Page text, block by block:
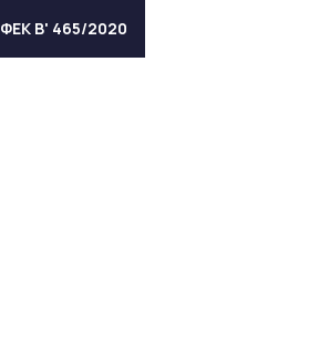
ΦΕΚ Β' 465/2020